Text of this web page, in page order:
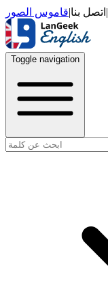
| اتصل بنا|قاموس الصور
Toggle navigation